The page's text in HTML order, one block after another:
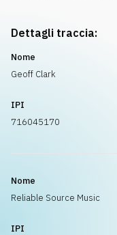
Dettagli traccia:
Nome
Geoff Clark
IPI
716045170
Nome
Reliable Source Music
IPI